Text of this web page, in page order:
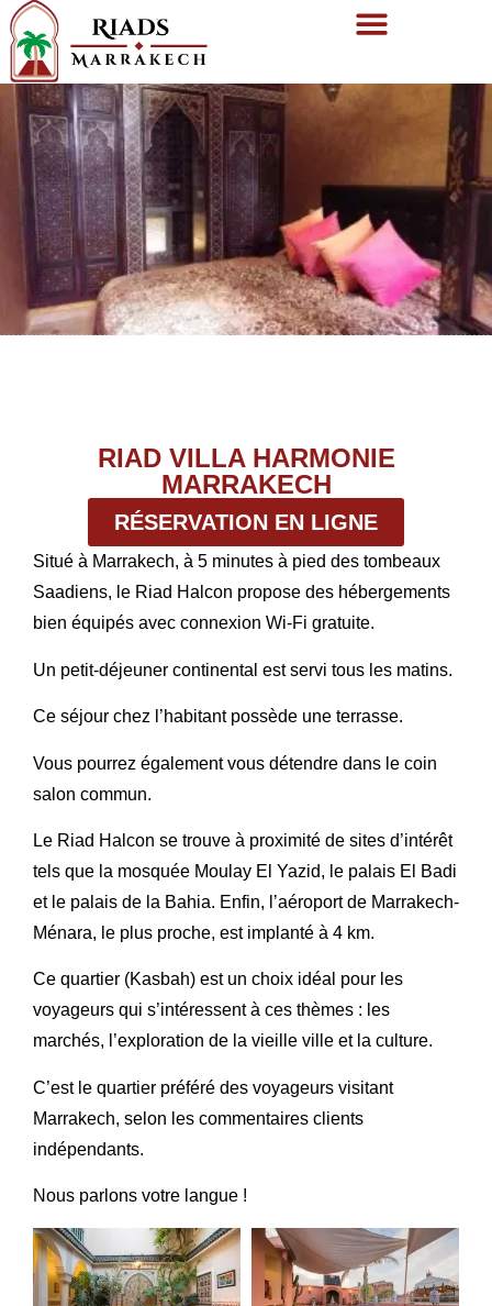
RIAD VILLA HARMONIE
MARRAKECH
RÉSERVATION EN LIGNE
Situé à Marrakech, à 5 minutes à pied des tombeaux
Saadiens, le Riad Halcon propose des hébergements
bien équipés avec connexion Wi-Fi gratuite.
Un petit-déjeuner continental est servi tous les matins.
Ce séjour chez l’habitant possède une terrasse.
Vous pourrez également vous détendre dans le coin
salon commun.
Le Riad Halcon se trouve à proximité de sites d’intérêt
tels que la mosquée Moulay El Yazid, le palais El Badi
et le palais de la Bahia. Enfin, l’aéroport de Marrakech-
Ménara, le plus proche, est implanté à 4 km.
Ce quartier (Kasbah) est un choix idéal pour les
voyageurs qui s’intéressent à ces thèmes : les
marchés, l’exploration de la vieille ville et la culture.
C’est le quartier préféré des voyageurs visitant
Marrakech, selon les commentaires clients
indépendants.
Nous parlons votre langue !